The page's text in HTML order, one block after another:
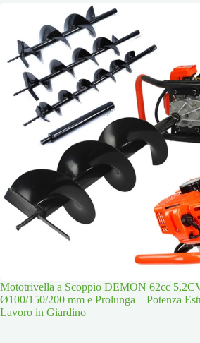
Mototrivella a Scoppio DEMON 62cc
Ø100/150/200 mm e Prolunga – Potenza
Lavoro in Giardino